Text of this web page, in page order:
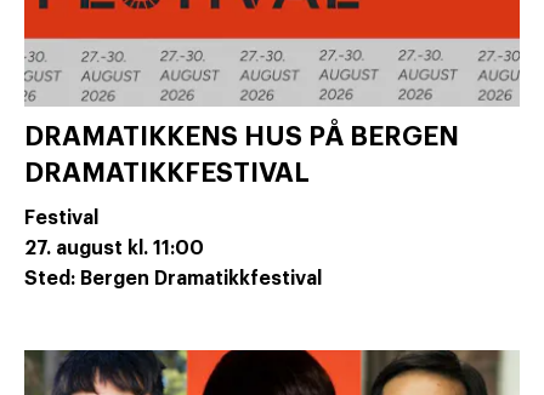
DRAMATIKKENS HUS PÅ BERGEN
DRAMATIKKFESTIVAL
Festival
27. august kl. 11:00
Sted: Bergen Dramatikkfestival